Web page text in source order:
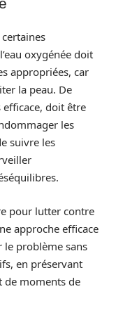
oxygénée doit
appropriées, car
la peau. De
doit être
les
suivre les
pour lutter contre
approche efficace
problème sans
en préservant
de moments de